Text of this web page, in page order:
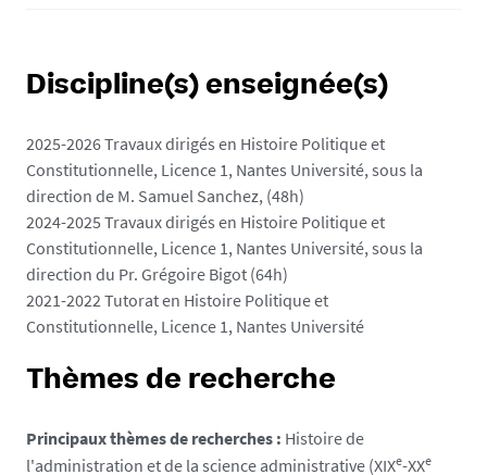
Discipline(s) enseignée(s)
2025-2026 Travaux dirigés en Histoire Politique et
Constitutionnelle, Licence 1, Nantes Université, sous la
direction de M. Samuel Sanchez, (48h)
2024-2025 Travaux dirigés en Histoire Politique et
Constitutionnelle, Licence 1, Nantes Université, sous la
direction du Pr. Grégoire Bigot (64h)
2021-2022 Tutorat en Histoire Politique et
Constitutionnelle, Licence 1, Nantes Université
Thèmes de recherche
Principaux thèmes de recherches : Histoire de
l'administration et de la science administrative (XIXe-XXe